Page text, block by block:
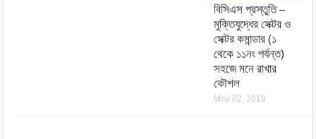
বিসিএস প্রস্তুতি –
মুক্তিযুদ্ধের সেক্টর ও
সেক্টর কমান্ডার (১
থেকে ১১নং পর্যন্ত)
সহজে মনে রাখার
কৌশল
May 02, 2019